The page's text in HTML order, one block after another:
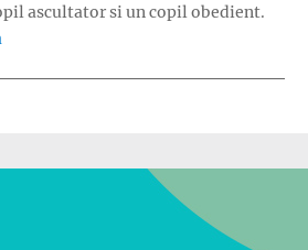
ascultator si un copil obedient.